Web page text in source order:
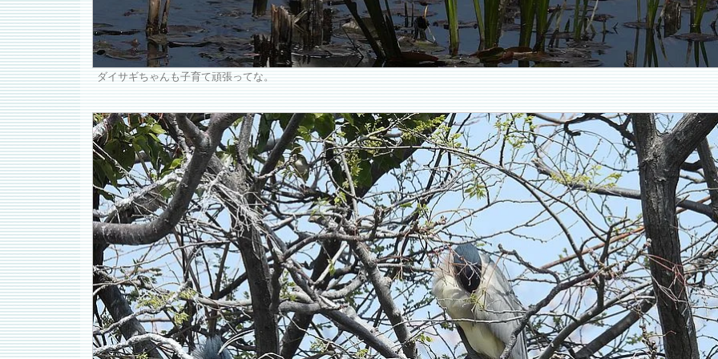
ダイサギちゃんも子育て頑張ってな。